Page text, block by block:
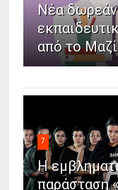
Νέα
από το Μαζί
7
Η
παράσταση